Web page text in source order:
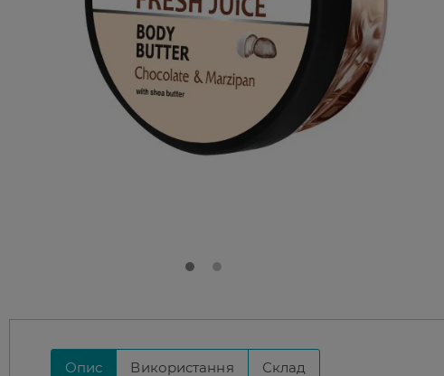
Опис Використання Склад